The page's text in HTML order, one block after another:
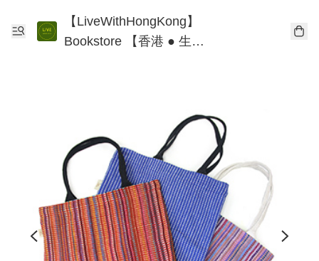
【LiveWithHongKong】
Bookstore 【香港 ● 生